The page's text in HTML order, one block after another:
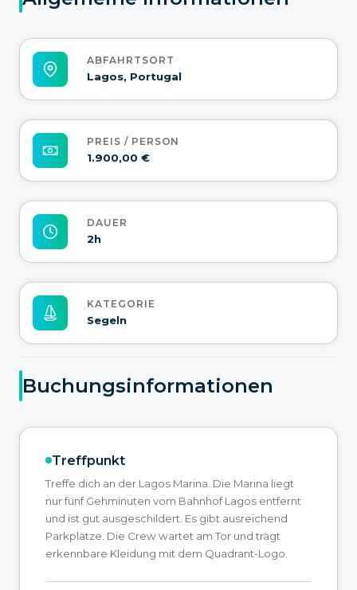
ABFAHRTSORT
Lagos, Portugal
PREIS / PERSON
1.900,00 €
DAUER
2h
KATEGORIE
Segeln
Buchungsinformationen
Treffpunkt
Treffe dich an der Lagos Marina. Die Marina liegt
nur fünf Gehminuten vom Bahnhof Lagos entfernt
und ist gut ausgeschildert. Es gibt ausreichend
Parkplätze. Die Crew wartet am Tor und trägt
erkennbare Kleidung mit dem Quadrant-Logo.